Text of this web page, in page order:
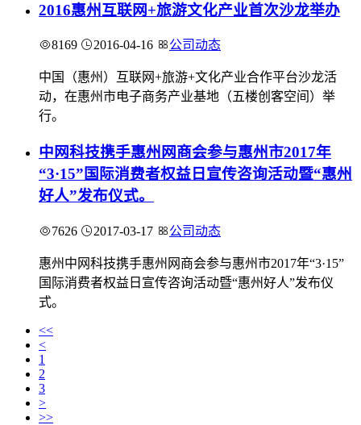
2016惠州互联网+旅游文化产业首次沙龙举办
8169 2016-04-16 公司动态
中国（惠州）互联网+旅游+文化产业合作平台沙龙活
动，在惠州市电子商务产业基地（五楼创客空间）举
行。
中网科技携手惠州网商会参与惠州市2017年
“3·15”国际消费者权益日宣传咨询活动暨“惠州
好人”发布仪式。
7626 2017-03-17 公司动态
惠州中网科技携手惠州网商会参与惠州市2017年“3·15”
国际消费者权益日宣传咨询活动暨“惠州好人”发布仪
式。
<<
<
1
2
3
>
>>